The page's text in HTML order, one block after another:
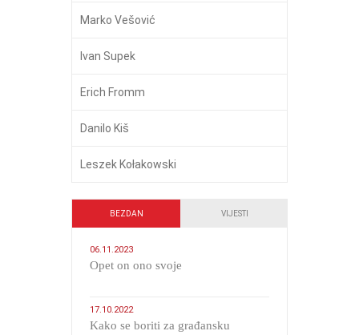
Marko Vešović
Ivan Supek
Erich Fromm
Danilo Kiš
Leszek Kołakowski
BEZDAN VIJESTI
06.11.2023
​Opet on ono svoje
17.10.2022
Kako se boriti za građansku